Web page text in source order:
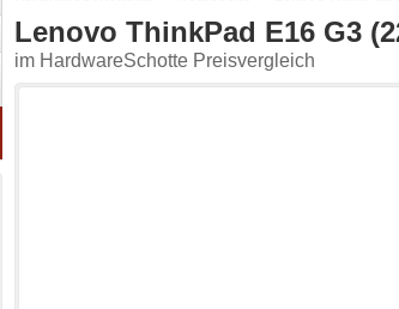
Lenovo ThinkPad E16 G3
im HardwareSchotte Preisvergleich